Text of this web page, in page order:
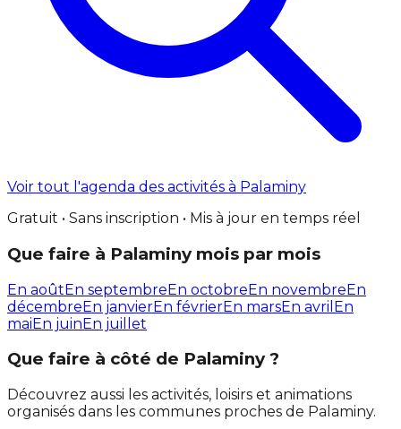
Voir tout l'agenda des activités à Palaminy
Gratuit • Sans inscription • Mis à jour en temps réel
Que faire à Palaminy mois par mois
En aoûtEn septembreEn octobreEn novembreEn
décembreEn janvierEn févrierEn marsEn avril En
maiEn juinEn juillet
Que faire à côté de Palaminy ?
Découvrez aussi les activités, loisirs et animations
organisés dans les communes proches de Palaminy.